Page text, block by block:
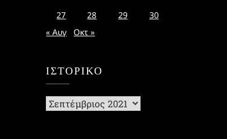
27
28 29
30
« Αυγ
Οκτ »
ΙΣΤΟΡΙΚΌ
Ιστορικό